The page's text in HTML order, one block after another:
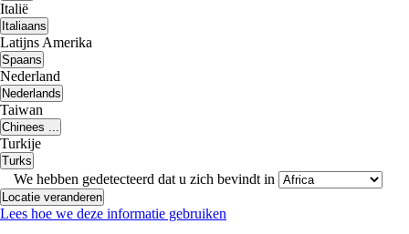
Italië
Italiaans
Latijns Amerika
Spaans
Nederland
Nederlands
Taiwan
Chinees ...
Turkije
Turks
We hebben gedetecteerd dat u zich bevindt in
Locatie veranderen
Lees hoe we deze informatie gebruiken